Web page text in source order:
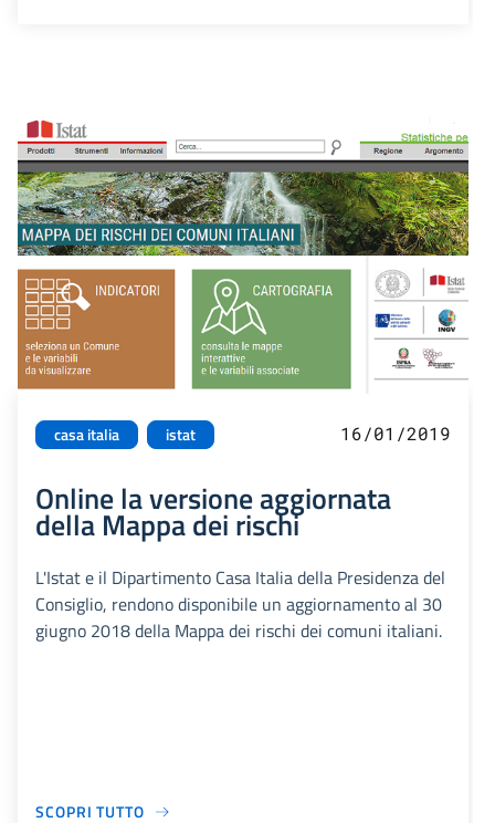
casa italia istat 16/01/2019
Online la versione aggiornata
della Mappa dei rischi
L'Istat e il Dipartimento Casa Italia della Presidenza del
Consiglio, rendono disponibile un aggiornamento al 30
giugno 2018 della Mappa dei rischi dei comuni italiani.
SCOPRI TUTTO